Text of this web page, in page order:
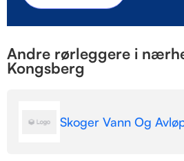
Andre rørleggere i
Kongsberg
Skoger Vann Og